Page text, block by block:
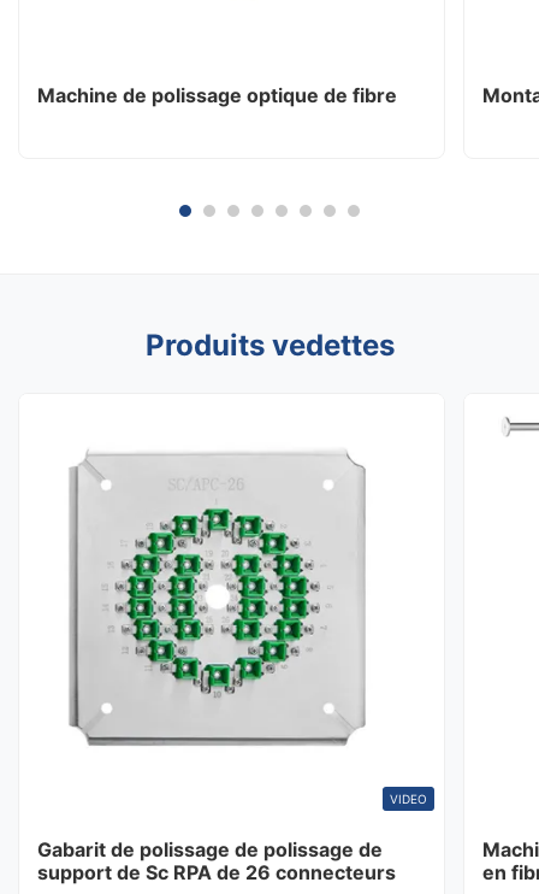
Machine de polissage optique de fibre
Produits vedettes
VIDEO
Gabarit de polissage de polissage de
support de Sc RPA de 26 connecteurs
en